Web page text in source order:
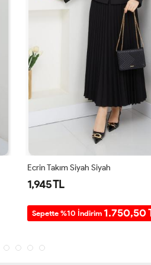
Ecrin Takım Siyah Siyah
1,945 TL
Sepette %10 İndirim 1.750,50